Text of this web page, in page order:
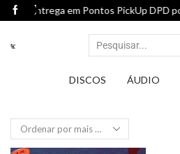
Pontos PickUp DPD por apenas 2,75€.
DISCOS ÁUDIO